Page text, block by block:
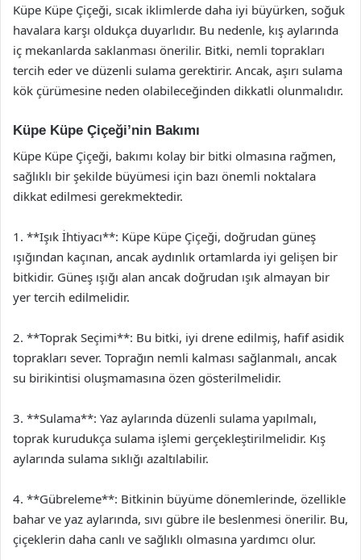
Küpe Küpe Çiçeği, sıcak iklimlerde daha iyi büyürken, soğuk
havalara karşı oldukça duyarlıdır. Bu nedenle, kış aylarında
iç mekanlarda saklanması önerilir. Bitki, nemli toprakları
tercih eder ve düzenli sulama gerektirir. Ancak, aşırı sulama
kök çürümesine neden olabileceğinden dikkatli olunmalıdır.
Küpe Küpe Çiçeği’nin Bakımı
Küpe Küpe Çiçeği, bakımı kolay bir bitki olmasına rağmen,
sağlıklı bir şekilde büyümesi için bazı önemli noktalara
dikkat edilmesi gerekmektedir.
1. **Işık İhtiyacı**: Küpe Küpe Çiçeği, doğrudan güneş
ışığından kaçınan, ancak aydınlık ortamlarda iyi gelişen bir
bitkidir. Güneş ışığı alan ancak doğrudan ışık almayan bir
yer tercih edilmelidir.
2. **Toprak Seçimi**: Bu bitki, iyi drene edilmiş, hafif asidik
toprakları sever. Toprağın nemli kalması sağlanmalı, ancak
su birikintisi oluşmamasına özen gösterilmelidir.
3. **Sulama**: Yaz aylarında düzenli sulama yapılmalı,
toprak kurudukça sulama işlemi gerçekleştirilmelidir. Kış
aylarında sulama sıklığı azaltılabilir.
4. **Gübreleme**: Bitkinin büyüme dönemlerinde, özellikle
bahar ve yaz aylarında, sıvı gübre ile beslenmesi önerilir. Bu,
çiçeklerin daha canlı ve sağlıklı olmasına yardımcı olur.